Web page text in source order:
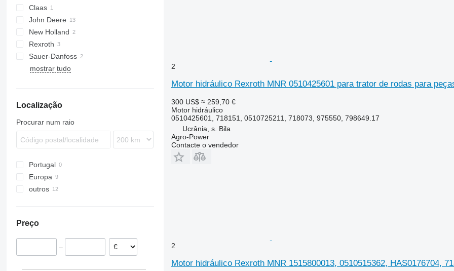
Claas
John Deere
1270
1470
1640
6140
8300
8500
8600
F-series
New Holland
T-series
TS
Ergos
Rexroth
Sauer-Danfoss
mostrar tudo
Localização
Procurar num raio
Portugal
Europa
Polónia
Irlanda
outros
Preço
–
2
Motor hidráulico Rexroth MNR 0510425601 para trator de rodas para
300 US$ ≈ 259,70 €
Motor hidráulico
0510425601, 718151, 0510725211, 718073, 975550, 798649.17
Ucrânia, s. Bila
Agro-Power
Contacte o vendedor
2
Motor hidráulico Rexroth MNR 1515800013, 0510515362, HAS0176704,